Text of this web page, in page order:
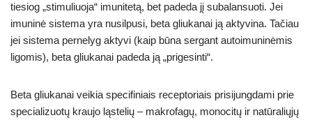
tiesiog „stimuliuoja“ imunitetą, bet padeda jį subalansuoti. Jei
imuninė sistema yra nusilpusi, beta gliukanai ją aktyvina. Tačiau
jei sistema pernelyg aktyvi (kaip būna sergant autoimuninėmis
ligomis), beta gliukanai padeda ją „prigesinti“.
Beta gliukanai veikia specifiniais receptoriais prisijungdami prie
specializuotų kraujo ląstelių – makrofagų, monocitų ir natūraliųjų